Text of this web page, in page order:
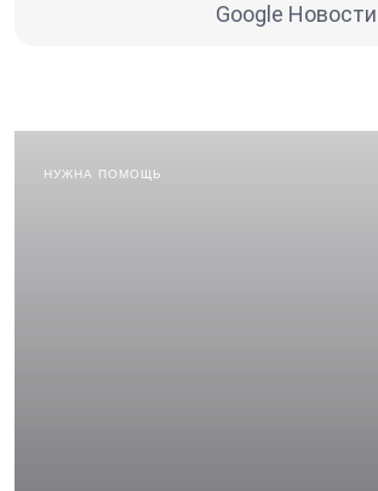
Google Новости
НУЖНА ПОМОЩЬ